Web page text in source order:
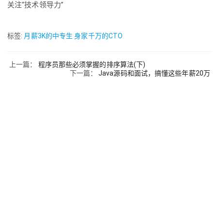
关注“技术领导力”
标签: 月薪3K的中专生 身家千万的CTO
上一篇： 程序员那些必须掌握的排序算法(下)
下一篇：Java源码和面试，搞懂这些年薪20万